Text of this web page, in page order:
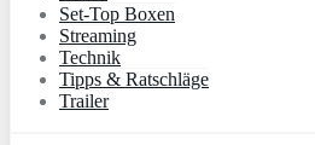
Set-Top Boxen
Streaming
Technik
Tipps & Ratschläge
Trailer